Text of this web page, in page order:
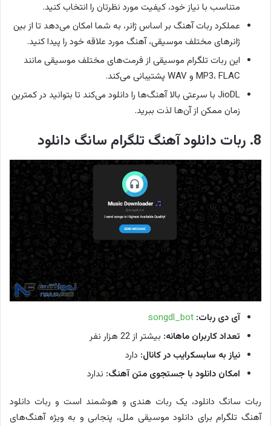
متناسب با نیاز خود، کیفیت مورد نظرتان را انتخاب کنید.
عملکرد ربات آهنگ بر اساس ژانر، به شما امکان می‌دهد تا از بین
ژانرهای مختلف موسیقی، آهنگ مورد علاقه خود را پیدا کنید.
این ربات تلگرام موسیقی از فرمت‌های مختلف موسیقی مانند
MP3، FLAC و WAV پشتیبانی می‌کند.
JioDL با سرعتی بالا آهنگ‌ها را دانلود می‌کند تا بتوانید در کمترین
زمان ممکن از آن‌ها لذت ببرید.
8. ربات دانلود آهنگ تلگرام سانگ دانلود
آی دی ربات: songdl_bot
تعداد کاربران ماهانه: بیشتر از 22 هزار نفر
نیاز به سابسکرایب در کانال: دارد
امکان دانلود با جستجوی متن آهنگ: ندارد
ربات سانگ دانلود، یک ربات هندی و هوشمند است و ربات دانلود
آهنگ تلگرام برای دانلود موسیقی ملل، پنجابی و به ویژه آهنگ‎‌های